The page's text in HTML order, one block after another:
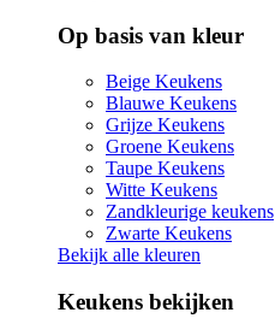
Op basis van kleur
Beige Keukens
Blauwe Keukens
Grijze Keukens
Groene Keukens
Taupe Keukens
Witte Keukens
Zandkleurige keukens
Zwarte Keukens
Bekijk alle kleuren
Keukens bekijken